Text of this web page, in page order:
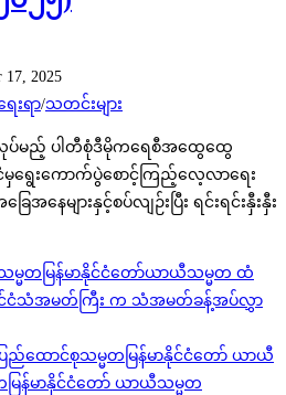
17, 2025
းရာ/သတင်းများ
ြုလုပ်မည့် ပါတီစုံဒီမိုကရေစီအထွေထွေ
ရွေးကောက်ပွဲစောင့်ကြည့်လေ့လာရေး
အနေများနှင့်စပ်လျဉ်းပြီး ရင်းရင်းနှီးနှီး
မ္မတမြန်မာနိုင်ငံတော်ယာယီသမ္မတ ထံ
န်နိုင်ငံသံအမတ်ကြီး က သံအမတ်ခန့်အပ်လွှာ